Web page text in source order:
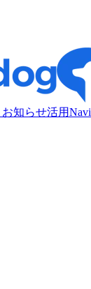
お知らせ活用Navi